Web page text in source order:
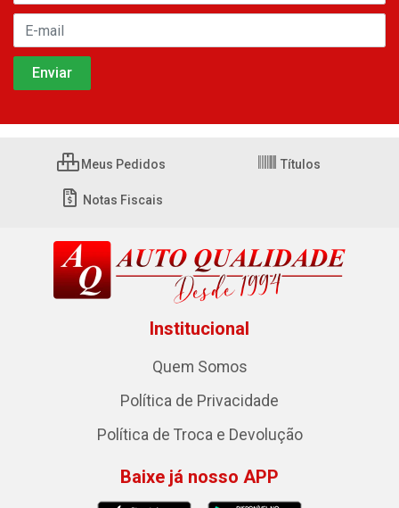
Meus Pedidos Títulos
Notas Fiscais
Institucional
Quem Somos
Política de Privacidade
Política de Troca e Devolução
Baixe já nosso APP